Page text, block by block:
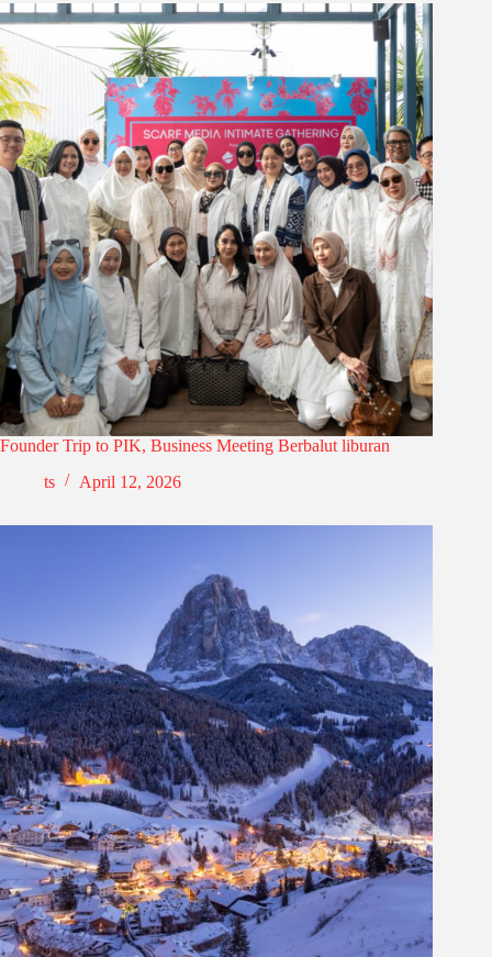
Founder Trip to PIK, Business Meeting Berbalut liburan
ts
April 12, 2026